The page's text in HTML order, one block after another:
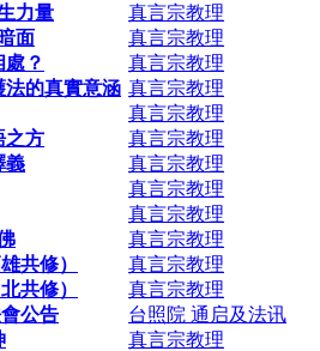
力量
真言宗教理
面
真言宗教理
？
真言宗教理
法的真實意涵 真言宗教理
真言宗教理
之方
真言宗教理
義
真言宗教理
真言宗教理
真言宗教理
真言宗教理
共修）
真言宗教理
共修）
真言宗教理
公告
台照院 通启及法讯
真言宗教理